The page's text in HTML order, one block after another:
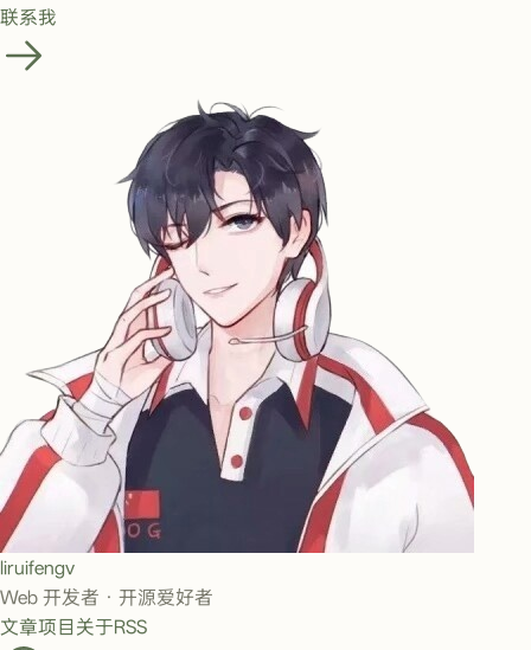
联系我
liruifengv
Web 开发者 · 开源爱好者
文章项目 关于RSS